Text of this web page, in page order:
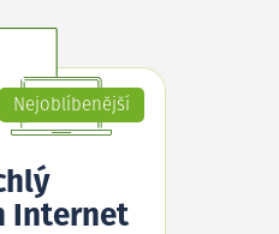
Nejoblíbenější
Internet